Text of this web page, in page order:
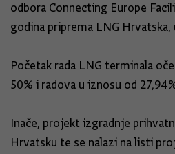
odbora Connecting Europe
godina priprema LNG
Početak rada LNG terminala
50% i radova u iznosu od
Inače, projekt izgradnje
Hrvatsku te se nalazi na listi